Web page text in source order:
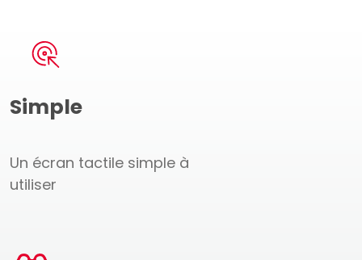
Simple
Un écran tactile simple à
utiliser